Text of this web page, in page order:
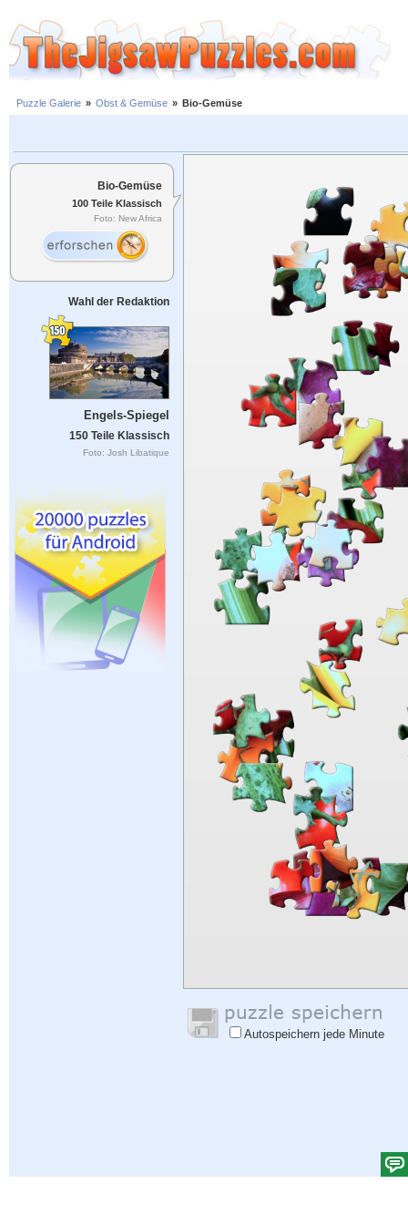
Puzzle Galerie » Obst & Gemüse » Bio-Gemüse
Bio-Gemüse
100 Teile Klassisch
Foto: New Africa
Wahl der Redaktion
Engels-Spiegel
150 Teile Klassisch
Foto: Josh Libatique
Autospeichern jede Minute